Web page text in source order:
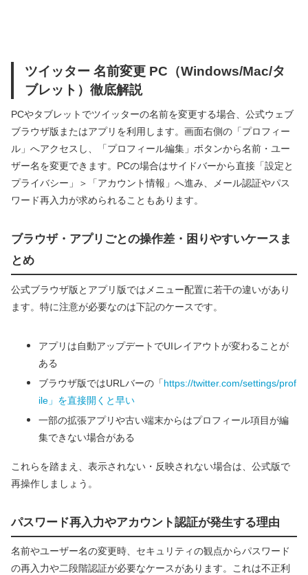
ツイッター 名前変更 PC（Windows/Mac/タ
ブレット）徹底解説
PCやタブレットでツイッターの名前を変更する場合、公式ウェブ
ブラウザ版またはアプリを利用します。画面右側の「プロフィー
ル」へアクセスし、「プロフィール編集」ボタンから名前・ユー
ザー名を変更できます。PCの場合はサイドバーから直接「設定と
プライバシー」＞「アカウント情報」へ進み、メール認証やパス
ワード再入力が求められることもあります。
ブラウザ・アプリごとの操作差・困りやすいケースま
とめ
公式ブラウザ版とアプリ版ではメニュー配置に若干の違いがあり
ます。特に注意が必要なのは下記のケースです。
アプリは自動アップデートでUIレイアウトが変わることが
ある
ブラウザ版ではURLバーの「https://twitter.com/settings/prof
ile」を直接開くと早い
一部の拡張アプリや古い端末からはプロフィール項目が編
集できない場合がある
これらを踏まえ、表示されない・反映されない場合は、公式版で
再操作しましょう。
パスワード再入力やアカウント認証が発生する理由
名前やユーザー名の変更時、セキュリティの観点からパスワード
の再入力や二段階認証が必要なケースがあります。これは不正利